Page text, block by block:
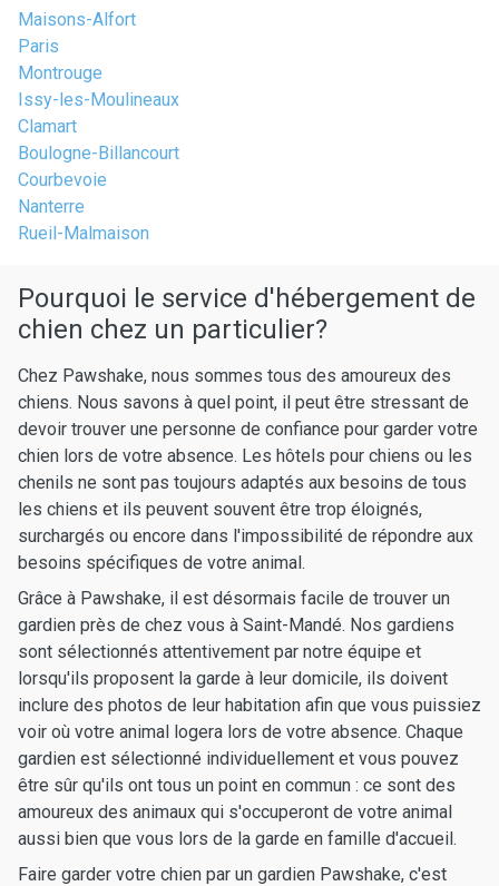
Maisons-Alfort
Paris
Montrouge
Issy-les-Moulineaux
Clamart
Boulogne-Billancourt
Courbevoie
Nanterre
Rueil-Malmaison
Pourquoi le service d'hébergement de
chien chez un particulier?
Chez Pawshake, nous sommes tous des amoureux des
chiens. Nous savons à quel point, il peut être stressant de
devoir trouver une personne de confiance pour garder votre
chien lors de votre absence. Les hôtels pour chiens ou les
chenils ne sont pas toujours adaptés aux besoins de tous
les chiens et ils peuvent souvent être trop éloignés,
surchargés ou encore dans l'impossibilité de répondre aux
besoins spécifiques de votre animal.
Grâce à Pawshake, il est désormais facile de trouver un
gardien près de chez vous à Saint-Mandé. Nos gardiens
sont sélectionnés attentivement par notre équipe et
lorsqu'ils proposent la garde à leur domicile, ils doivent
inclure des photos de leur habitation afin que vous puissiez
voir où votre animal logera lors de votre absence. Chaque
gardien est sélectionné individuellement et vous pouvez
être sûr qu'ils ont tous un point en commun : ce sont des
amoureux des animaux qui s'occuperont de votre animal
aussi bien que vous lors de la garde en famille d'accueil.
Faire garder votre chien par un gardien Pawshake, c'est